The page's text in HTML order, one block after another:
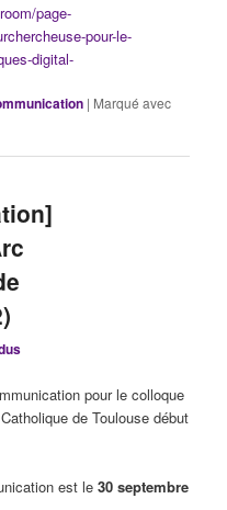
page-
pour-le-
digital-
| Marqué avec
pour le colloque
de Toulouse début
est le30 septembre